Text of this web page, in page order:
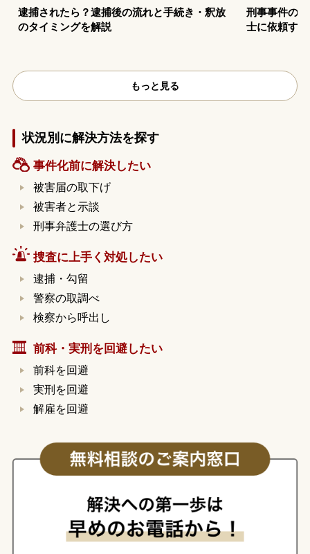
逮捕されたら？逮捕後の流れと手続き・釈放
のタイミングを解説
刑事事件の
士に依頼す
もっと見る
状況別に解決方法を探す
事件化前に解決したい
被害届の取下げ
被害者と示談
刑事弁護士の選び方
捜査に上手く対処したい
逮捕・勾留
警察の取調べ
検察から呼出し
前科・実刑を回避したい
前科を回避
実刑を回避
解雇を回避